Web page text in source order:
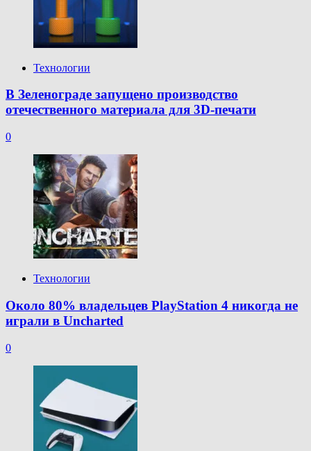
Технологии
В Зеленограде запущено производство
отечественного материала для 3D-печати
0
Технологии
Около 80% владельцев PlayStation 4 никогда не
играли в Uncharted
0